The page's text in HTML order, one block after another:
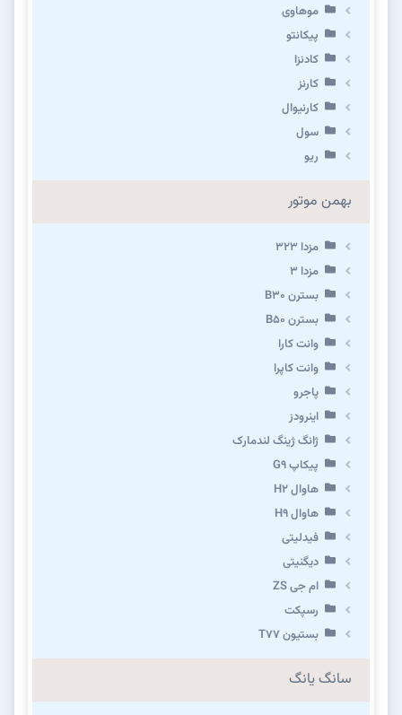
موهاوی
پیکانتو
کادنزا
کارنز
کارنیوال
سول
ریو
بهمن موتور
مزدا ۳۲۳
مزدا ۳
بسترن B۳۰
بسترن B۵۰
وانت کارا
وانت کاپرا
پاجرو
اینرودز
ژانگ ژینگ لندمارک
پیکاپ G۹
هاوال H۲
هاوال H۹
فیدلیتی
دیگنیتی
ام جی ZS
رسپکت
بستیون T۷۷
سانگ یانگ